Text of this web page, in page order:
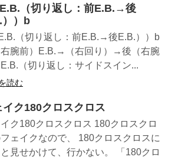
（切り返し：前E.B.→後
））b
（切り返し：前E.B.→後E.B.））b
腕前）E.B.→（右回り）→後（右腕
（切り返し：サイドスイン...
読む
イク180クロスクロス
ク180クロスクロス 180クロスクロ
ェイクなので、 180クロスクロスに
見せかけて、行かない。 「180クロ